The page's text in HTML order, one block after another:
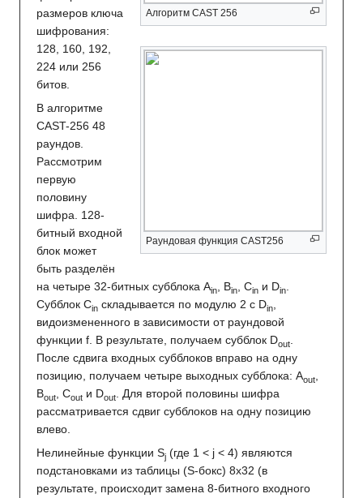
Алгоритм CAST 256
Раундовая функция CAST256
размеров ключа
шифрования:
128, 160, 192,
224 или 256
битов.
В алгоритме
CAST-256 48
раундов.
Рассмотрим
первую
половину
шифра. 128-
битный входной
блок может
быть разделён
на четыре 32-битных субблока Ain, Bin, Cin и Din.
Субблок Cin складывается по модулю 2 с Din,
видоизмененного в зависимости от раундовой
функции f. В результате, получаем субблок Dout.
После сдвига входных субблоков вправо на одну
позицию, получаем четыре выходных субблока: Aout,
Bout, Cout и Dout. Для второй половины шифра
рассматривается сдвиг субблоков на одну позицию
влево.
Нелинейные функции Sj (где 1 < j < 4) являются
подстановками из таблицы (S-бокс) 8x32 (в
результате, происходит замена 8-битного входного